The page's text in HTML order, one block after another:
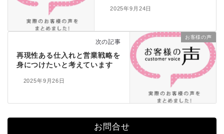
2025年9月24日
お客様の声
次の記事
再現性ある仕入れと営業戦略を
身につけたいと考えています
2025年9月26日
お問合せ